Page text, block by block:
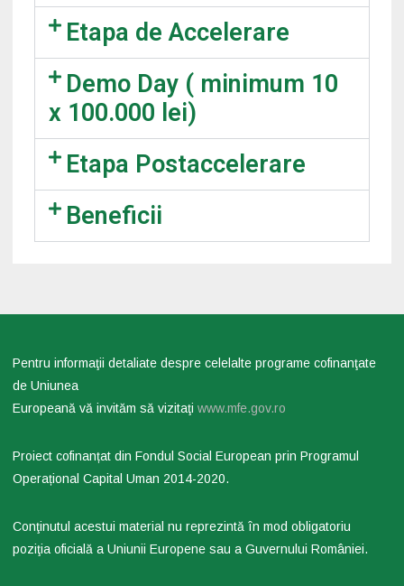
Etapa de Accelerare
Demo Day ( minimum 10
x 100.000 lei)
Etapa Postaccelerare
Beneficii
Pentru informaţii detaliate despre celelalte programe cofinanţate
de Uniunea
Europeană vă invităm să vizitaţi www.mfe.gov.ro
Proiect cofinanțat din Fondul Social European prin Programul
Operațional Capital Uman 2014-2020.
Conţinutul acestui material nu reprezintă în mod obligatoriu
poziţia oficială a Uniunii Europene sau a Guvernului României.